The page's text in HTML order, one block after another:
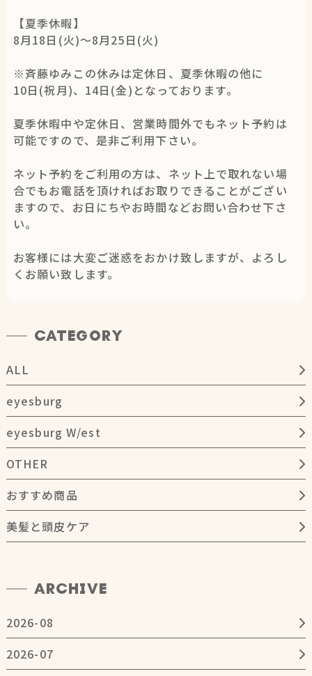
【夏季休暇】
8月18日(火)〜8月25日(火)
※斉藤ゆみこの休みは定休日、夏季休暇の他に
10日(祝月)、14日(金)となっております。
夏季休暇中や定休日、営業時間外でもネット予約は
可能ですので、是非ご利用下さい。
ネット予約をご利用の方は、ネット上で取れない場
合でもお電話を頂ければお取りできることがござい
ますので、 お日にちやお時間などお問い合わせ下さ
い。
お客様には大変ご迷惑をおかけ致しますが、よろし
くお願い致します。
CATEGORY
ALL
eyesburg
eyesburg W/est
OTHER
おすすめ商品
美髪と頭皮ケア
ARCHIVE
2026-08
2026-07